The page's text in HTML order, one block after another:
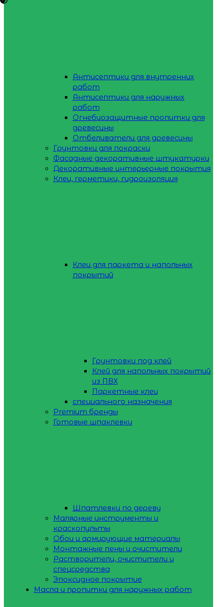
Антисептики для внутренних
работ
Антисептики для наружных
работ
Огнебиозащитные пропитки для
древесины
Отбеливатели для древесины
Грунтовки для покраски
Фасадные декоративные штукатурки
Декоративные интерьерные покрытия
Клеи, герметики, гидроизоляция
Клеи для паркета и напольных
покрытий
Грунтовки под клей
Клей для напольных покрытий
из ПВХ
Паркетные клеи
специального назначения
Premium бренды
Готовые шпаклевки
Шпатлевки по дереву
Малярные инструменты и
краскопульты
Обои и армирующие материалы
Монтажные пены и очистители
Растворители, очистители и
спецсредства
Эпоксидное покрытие
Масла и пропитки для наружных работ